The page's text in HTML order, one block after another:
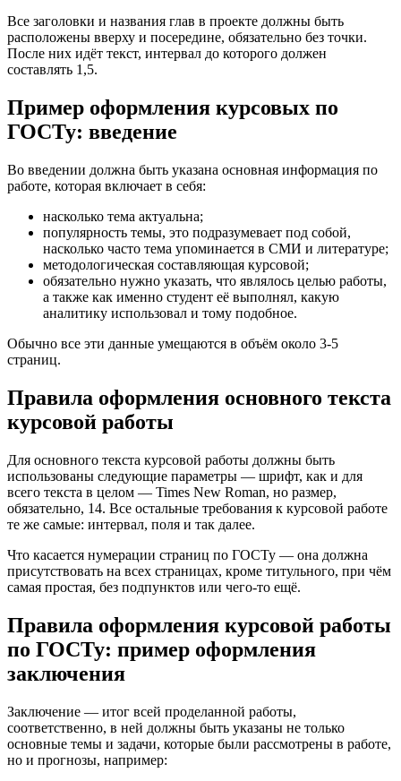
Все заголовки и названия глав в проекте должны быть
расположены вверху и посередине, обязательно без точки.
После них идёт текст, интервал до которого должен
составлять 1,5.
Пример оформления курсовых по
ГОСТу: введение
Во введении должна быть указана основная информация по
работе, которая включает в себя:
насколько тема актуальна;
популярность темы, это подразумевает под собой,
насколько часто тема упоминается в СМИ и литературе;
методологическая составляющая курсовой;
обязательно нужно указать, что являлось целью работы,
а также как именно студент её выполнял, какую
аналитику использовал и тому подобное.
Обычно все эти данные умещаются в объём около 3-5
страниц.
Правила оформления основного текста
курсовой работы
Для основного текста курсовой работы должны быть
использованы следующие параметры — шрифт, как и для
всего текста в целом — Times New Roman, но размер,
обязательно, 14. Все остальные требования к курсовой работе
те же самые: интервал, поля и так далее.
Что касается нумерации страниц по ГОСТу — она должна
присутствовать на всех страницах, кроме титульного, при чём
самая простая, без подпунктов или чего-то ещё.
Правила оформления курсовой работы
по ГОСТу: пример оформления
заключения
Заключение — итог всей проделанной работы,
соответственно, в ней должны быть указаны не только
основные темы и задачи, которые были рассмотрены в работе,
но и прогнозы, например: